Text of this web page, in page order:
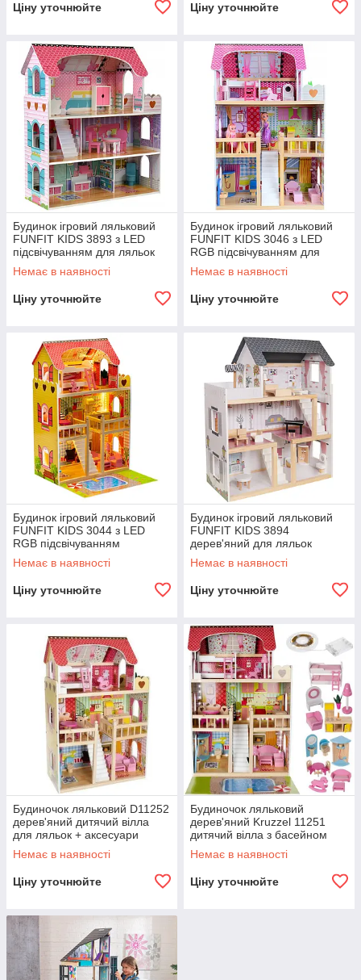
Ціну уточнюйте Ціну уточнюйте
Будинок ігровий ляльковий
FUNFIT KIDS 3893 з LED
підсвічуванням для ляльок
R_2300
Немає в наявності
Ціну уточнюйте
Будинок ігровий ляльковий
FUNFIT KIDS 3046 з LED
RGB підсвічуванням для
ляльок R_2299
Немає в наявності
Ціну уточнюйте
Будинок ігровий ляльковий
FUNFIT KIDS 3044 з LED
RGB підсвічуванням
дерев'яний для ляльок
R_2299
Немає в наявності
Ціну уточнюйте
Будинок ігровий ляльковий
FUNFIT KIDS 3894
дерев'яний для ляльок
R_2299
Немає в наявності
Ціну уточнюйте
Будиночок ляльковий D11252
дерев'яний дитячий вілла
для ляльок + аксесуари
R_2356
Немає в наявності
Ціну уточнюйте
Будиночок ляльковий
дерев'яний Kruzzel 11251
дитячий вілла з басейном
для ляльок R_2356
Немає в наявності
Ціну уточнюйте